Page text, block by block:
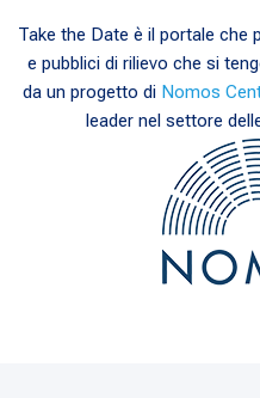
Take the Date è il portale che
e pubblici di rilievo che si
da un progetto di Nomos
leader nel settore